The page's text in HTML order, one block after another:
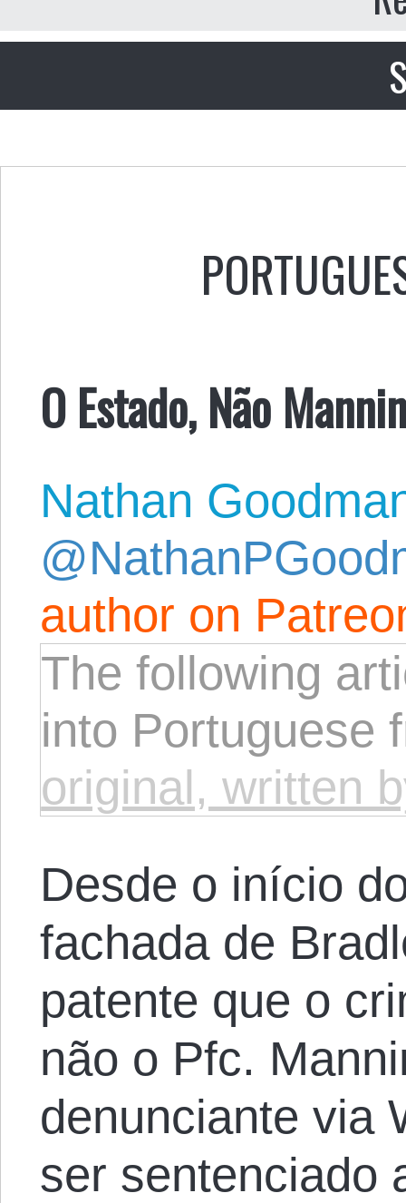
O Estado, Não
Nathan
author on
The following
into Portuguese
original, written
Desde o início
fachada de
patente que o
não o Pfc.
denunciante via
ser sentenciado